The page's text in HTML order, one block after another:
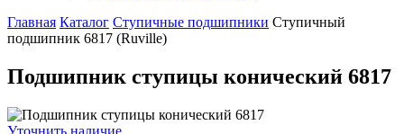
Главная Каталог Ступичные подшипники Ступичный
подшипник 6817 (Ruville)
Подшипник ступицы конический 6817
Уточнить наличие